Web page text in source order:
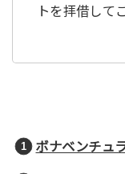
トを拝借して
ボナベンチュ